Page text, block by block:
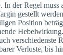
In der Regel muss
gestellt
Position
verschiedenste
Verluste, bis